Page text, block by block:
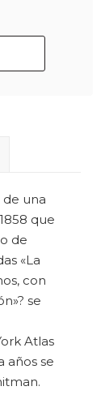
de una
que
de
«La
con
se
Atlas
años se